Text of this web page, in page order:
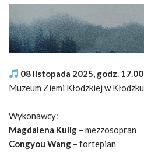
08 listopada 2025, godz. 17.00
Muzeum Ziemi Kłodzkiej w Kłodzku
Wykonawcy:
Magdalena Kulig – mezzosopran
Congyou Wang – fortepian